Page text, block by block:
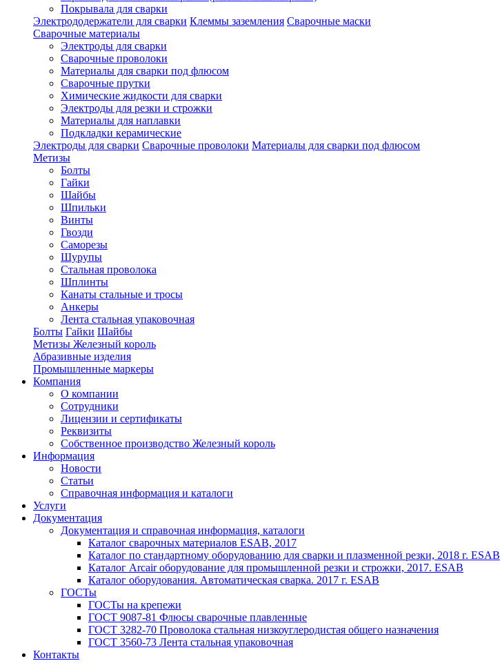
Покрывала для сварки
Электрододержатели для сварки Клеммы заземления Сварочные маски
Сварочные материалы
Электроды для сварки
Сварочные проволоки
Материалы для сварки под флюсом
Сварочные прутки
Химические жидкости для сварки
Электроды для резки и строжки
Материалы для наплавки
Подкладки керамические
Электроды для сварки Сварочные проволоки Материалы для сварки под флюсом
Метизы
Болты
Гайки
Шайбы
Шпильки
Винты
Гвозди
Саморезы
Шурупы
Стальная проволока
Шплинты
Канаты стальные и тросы
Анкеры
Лента стальная упаковочная
Болты Гайки Шайбы
Метизы Железный король
Абразивные изделия
Промышленные маркеры
Компания
О компании
Сотрудники
Лицензии и сертификаты
Реквизиты
Собственное производство Железный король
Информация
Новости
Статьи
Справочная информация и каталоги
Услуги
Документация
Документация и справочная информация, каталоги
Каталог сварочных материалов ESAB, 2017
Каталог по стандартному оборудованию для сварки и плазменной резки, 2018 г. ESAB
Каталог Arcair оборудование для промышленной резки и строжки, 2017. ESAB
Каталог оборудования. Автоматическая сварка. 2017 г. ESAB
ГОСТы
ГОСТы на крепежи
ГОСТ 9087-81 Флюсы сварочные плавленные
ГОСТ 3282-70 Проволока стальная низкоуглеродистая общего назначения
ГОСТ 3560-73 Лента стальная упаковочная
Контакты